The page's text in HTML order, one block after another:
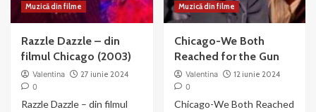
Muzică din filme
Razzle Dazzle – din
filmul Chicago (2003)
Valentina
27 iunie 2024
0
Razzle Dazzle – din filmul
Muzică din filme
Chicago-We Both
Reached for the Gun
Valentina
12 iunie 2024
0
Chicago-We Both Reached